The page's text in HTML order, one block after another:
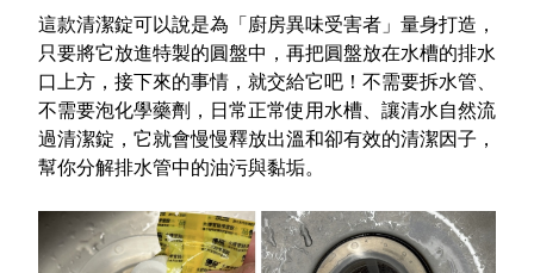
這款清潔錠可以說是為「廚房異味受害者」量身打造，
只要將它放進特製的圓盤中，再把圓盤放在水槽的排水
口上方，接下來的事情，就交給它吧！不需要拆水管、
不需要泡化學藥劑，日常正常使用水槽、讓清水自然流
過清潔錠，它就會慢慢釋放出溫和卻有效的清潔因子，
幫你分解排水管中的油污與黏垢。